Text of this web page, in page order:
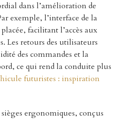
dans l’amélioration de
exemple, l’interface de la
facilitant l’accès aux
Les retours des utilisateurs
des commandes et la
ce qui rend la conduite plus
futuristes : inspiration
ergonomiques, conçus